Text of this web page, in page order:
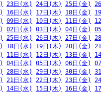
23日(水) 24日(木) 25日(金)
16日(水) 17日(木) 18日(金)
09日(水) 10日(木) 11日(金)
02日(水) 03日(木) 04日(金)
25日(水) 26日(木) 27日(金)
18日(水) 19日(木) 20日(金)
11日(水) 12日(木) 13日(金)
04日(水) 05日(木) 06日(金)
28日(水) 29日(木) 30日(金)
21日(水) 22日(木) 23日(金)
14日(水) 15日(木) 16日(金)